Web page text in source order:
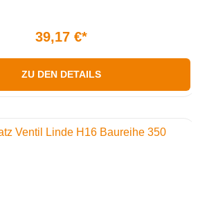
39,17 €*
ZU DEN DETAILS